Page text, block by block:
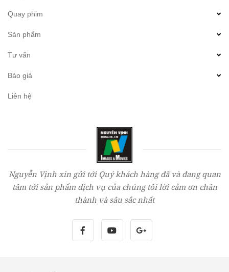
Quay phim
Sản phẩm
Tư vấn
Báo giá
Liên hệ
Nguyễn Vịnh xin gửi tới Quý khách hàng đã và đang quan
tâm tới sản phẩm dịch vụ của chúng tôi lời cảm ơn chân
thành và sâu sắc nhất